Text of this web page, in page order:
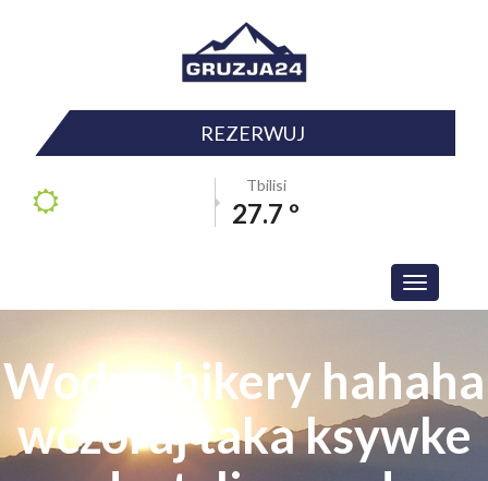
REZERWUJ
Tbilisi
27.7 º
Toggle
navigation
Wodne bikery hahaha
wczoraj taka ksywke